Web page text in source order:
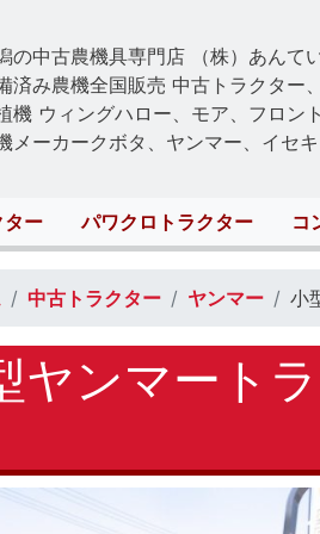
の中古農機具専門店 （株）あんて
済み農機全国販売 中古トラクター
機 ウィングハロー、モア、フロン
メーカークボタ、ヤンマー、イセ
ター パワクロトラクター コ
中古トラクター ヤンマー 小
ヤンマート